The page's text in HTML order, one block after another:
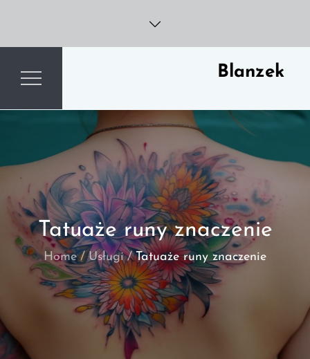
content
Blanzek
Tatuaże runy znaczenie
Home Usługi Tatuaże runy znaczenie